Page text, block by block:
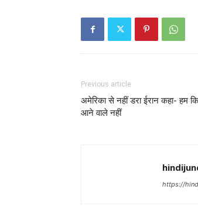
Previous article
अमेरिका से नहीं डरा ईरान कहा- हम
आने वाले नहीं
https://